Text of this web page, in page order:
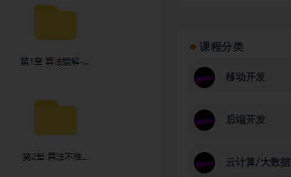
课程分类
移动开发
后端开发
云计算/大数据